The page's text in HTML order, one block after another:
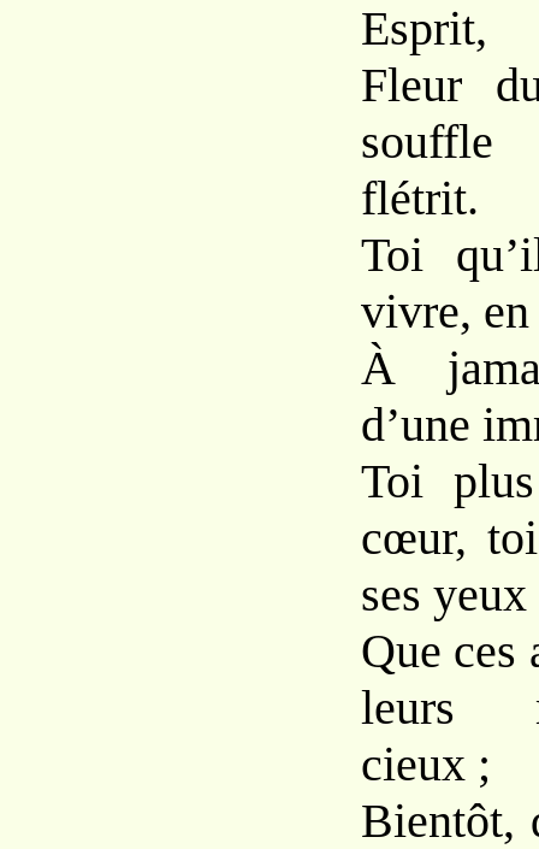
Esprit,
Fleur
flétrit.
Toi
vivre, en
À
d’une
Toi
cœur,
ses yeux
Que ces
leurs
cieux ;
Bientôt,